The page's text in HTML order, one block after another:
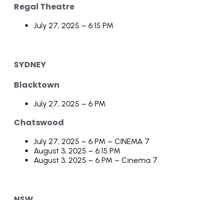
Regal Theatre
July 27, 2025 – 6:15 PM
SYDNEY
Blacktown
July 27, 2025 – 6 PM
Chatswood
July 27, 2025 – 6 PM – CINEMA 7
August 3, 2025 – 6:15 PM
August 3, 2025 – 6 PM – Cinema 7